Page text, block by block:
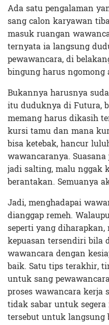
Ada satu pengalaman
sang calon karyawan
masuk ruangan
ternyata ia langsung
pewawancara, di
bingung harus ngomong
Bukannya harusnya
itu duduknya di Futura,
memang harus dikasih
kursi tamu dan mana
bisa ketebak, hancur
wawancaranya.
jadi salting, malu nggak
berantakan. Semuanya
Jadi, menghadapai
dianggap remeh.
seperti yang
kepuasan tersendiri bila
wawancara dengan
baik. Satu tips terakhir,
untuk sang
proses wawancara kerja
tidak sabar untuk
tersebut untuk langsung